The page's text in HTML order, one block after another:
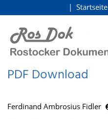
zum Inhalt
Startseite
PDF Download
Ferdinand Ambrosius Fidler